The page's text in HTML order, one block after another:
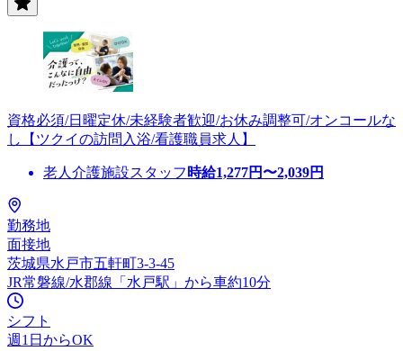
資格必須/日曜定休/未経験者歓迎/お休み調整可/オンコールな
し【ツクイの訪問入浴/看護職員求人】
老人介護施設スタッフ 時給1,277円〜2,039円
勤務地
面接地
茨城県水戸市五軒町3-3-45
JR常磐線/水郡線「水戸駅」から車約10分
シフト
週1日からOK